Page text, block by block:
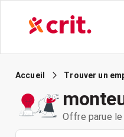
Accueil Trouver un
Offre parue